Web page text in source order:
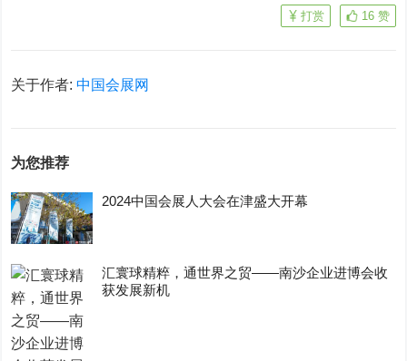
16 赞
打赏
关于作者:中国会展网
为您推荐
2024中国会展人大会在津盛大开幕
汇寰球精粹，通世界之贸——南沙企业进博会收
获发展新机